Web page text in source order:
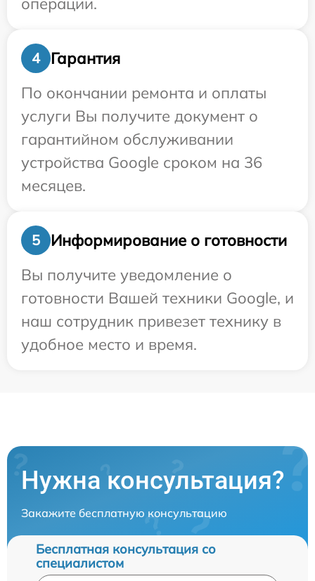
4
Гарантия
По окончании ремонта и оплаты
услуги Вы получите документ о
гарантийном обслуживании
устройства Google сроком на 36
месяцев.
5
Информирование о готовности
Вы получите уведомление о
готовности Вашей техники Google, и
наш сотрудник привезет технику в
удобное место и время.
Нужна консультация?
Закажите бесплатную консультацию
Бесплатная консультация со
специалистом